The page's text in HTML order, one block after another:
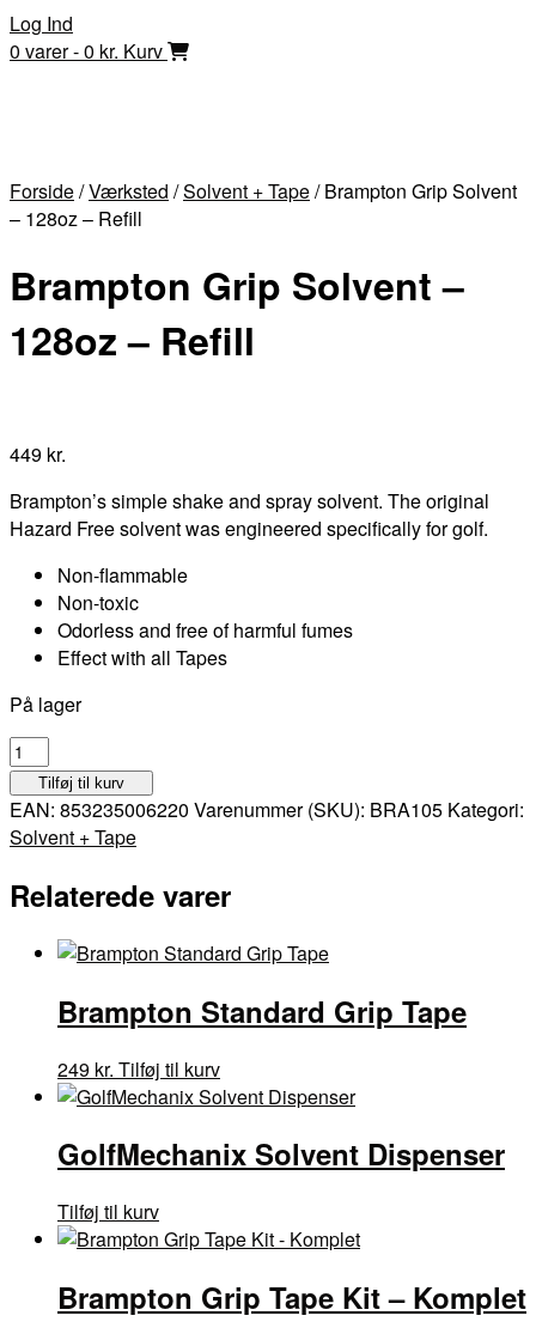
Skip
to
Log Ind
0 varer - 0 kr. Kurv
Forside/Værksted /Solvent + Tape/ Brampton Grip Solvent
– 128oz – Refill
Brampton Grip Solvent –
128oz – Refill
449 kr.
Brampton’s simple shake and spray solvent. The original
Hazard Free solvent was engineered specifically for golf.
Non-flammable
Non-toxic
Odorless and free of harmful fumes
Effect with all Tapes
På lager
Brampton
Grip
Solvent
-
-
Refill
Tilføj til kurv
EAN: 853235006220 Varenummer (SKU): BRA105 Kategori:
Solvent + Tape
Relaterede varer
Brampton Standard Grip Tape
249 kr. Tilføj til kurv
GolfMechanix Solvent Dispenser
Tilføj til kurv
Brampton Grip Tape Kit – Komplet